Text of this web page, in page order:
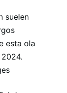
suelen
esta ola